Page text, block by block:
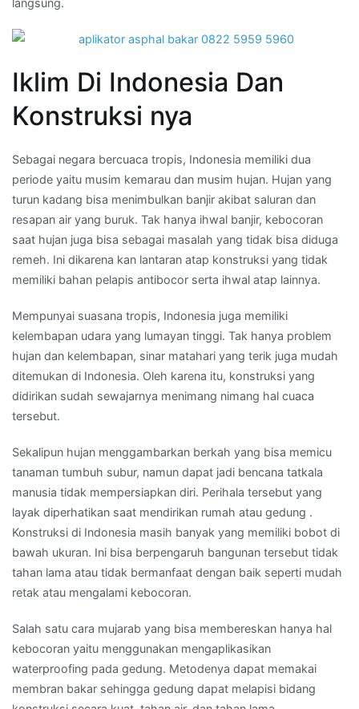
langsung.
Iklim Di Indonesia Dan
Konstruksi nya
Sebagai negara bercuaca tropis, Indonesia memiliki dua
periode yaitu musim kemarau dan musim hujan. Hujan yang
turun kadang bisa menimbulkan banjir akibat saluran dan
resapan air yang buruk. Tak hanya ihwal banjir, kebocoran
saat hujan juga bisa sebagai masalah yang tidak bisa diduga
remeh. Ini dikarena kan lantaran atap konstruksi yang tidak
memiliki bahan pelapis antibocor serta ihwal atap lainnya.
Mempunyai suasana tropis, Indonesia juga memiliki
kelembapan udara yang lumayan tinggi. Tak hanya problem
hujan dan kelembapan, sinar matahari yang terik juga mudah
ditemukan di Indonesia. Oleh karena itu, konstruksi yang
didirikan sudah sewajarnya menimang nimang hal cuaca
tersebut.
Sekalipun hujan menggambarkan berkah yang bisa memicu
tanaman tumbuh subur, namun dapat jadi bencana tatkala
manusia tidak mempersiapkan diri. Perihala tersebut yang
layak diperhatikan saat mendirikan rumah atau gedung .
Konstruksi di Indonesia masih banyak yang memiliki bobot di
bawah ukuran. Ini bisa berpengaruh bangunan tersebut tidak
tahan lama atau tidak bermanfaat dengan baik seperti mudah
retak atau mengalami kebocoran.
Salah satu cara mujarab yang bisa membereskan hanya hal
kebocoran yaitu menggunakan mengaplikasikan
waterproofing pada gedung. Metodenya dapat memakai
membran bakar sehingga gedung dapat melapisi bidang